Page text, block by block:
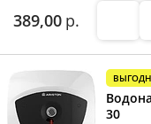
389,00 р.
30